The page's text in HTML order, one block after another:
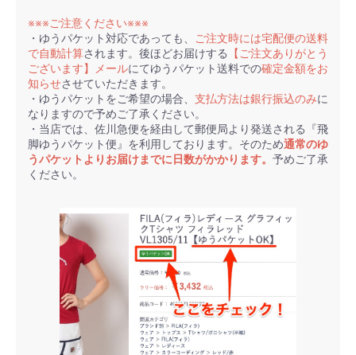
※※※ご注意ください※※※
・ゆうパケット対応であっても、
ご注文時には宅配便の送料
で自動計算されます。後ほどお届けする
【ご注文ありがとう
ございます】メールにてゆうパケット送料での確定金額をお
知らせさせていただきます。
・ゆうパケットをご希望の場合、 支払方法は銀行振込のみに
なりますので予めご了承ください。
・当店では、佐川急便を経由して郵便局より発送される『飛
脚ゆうパケット便』を利用しております。そのため通常のゆ
うパケットよりお届けまでに日数がかかります。 予めご了承
ください。